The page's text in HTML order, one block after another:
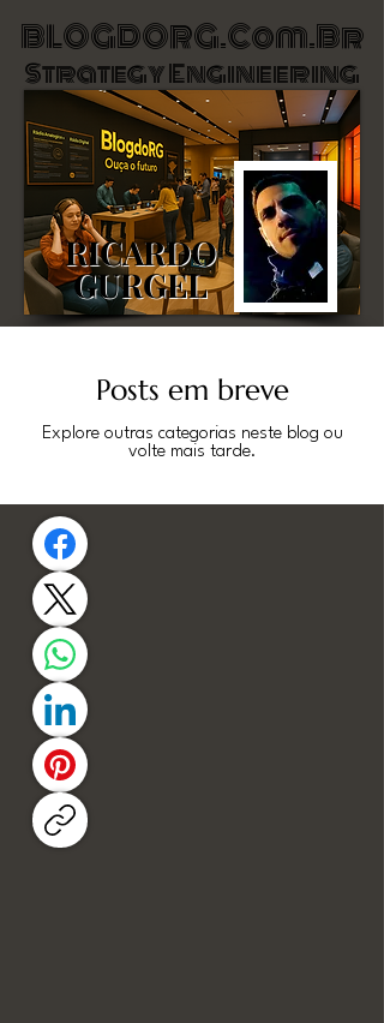
BLOGDORG.com.br
BLOGDORG.com.br
RICARDO
GURGEL
RICARDO
GURGEL
Strategy Engineering
Strategy Engineering
Posts em breve
Explore outras categorias neste blog ou
volte mais tarde.